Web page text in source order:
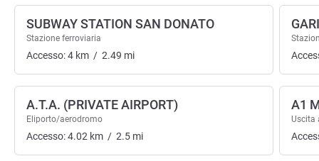
SUBWAY STATION SAN DONATO
Stazione ferroviaria
Accesso:4 km / 2.49 mi
A.T.A. (PRIVATE AIRPORT)
Eliporto/aerodromo
Accesso:4.02 km / 2.5 mi
A1
Uscita